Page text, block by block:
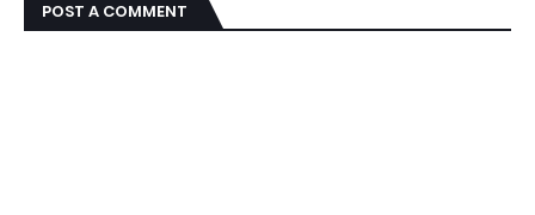
POST A COMMENT